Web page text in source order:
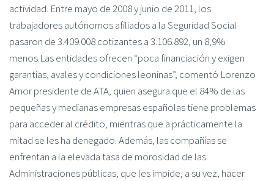
actividad. Entre mayo de 2008 y junio de 2011, los
trabajadores autónomos afiliados a la Seguridad Social
pasaron de 3.409.008 cotizantes a 3.106.892, un 8,9%
menos.Las entidades ofrecen “poca financiación y exigen
garantías, avales y condiciones leoninas”, comentó Lorenzo
Amor presidente de ATA, quien asegura que el 84% de las
pequeñas y medianas empresas españolas tiene problemas
para acceder al crédito, mientras que a prácticamente la
mitad se les ha denegado. Además, las compañías se
enfrentan a la elevada tasa de morosidad de las
Administraciones públicas, que les impide, a su vez, hacer